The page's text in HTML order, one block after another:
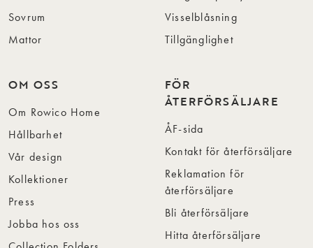
Sovrum
Mattor
Visselblåsning
Tillgänglighet
OM OSS
Om Rowico Home
Hållbarhet
Vår design
Kollektioner
Press
Jobba hos oss
FÖR
ÅTERFÖRSÄLJARE
ÅF-sida
Kontakt för återförsäljare
Reklamation för
återförsäljare
Bli återförsäljare
Hitta återförsäljare